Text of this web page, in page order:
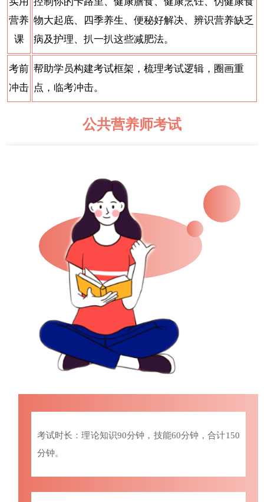
营养
课
物大起底、
四季养生、 便秘好解决、 辨识营养缺乏
病及护理、 扒一扒这些减肥法。
考前
冲击
帮助学员构建考试框架，梳理考试逻辑，圈画重
点，临考冲击。
公共营养师考试
考试时长：理论知识90分钟，技能60分钟，合计150
分钟。